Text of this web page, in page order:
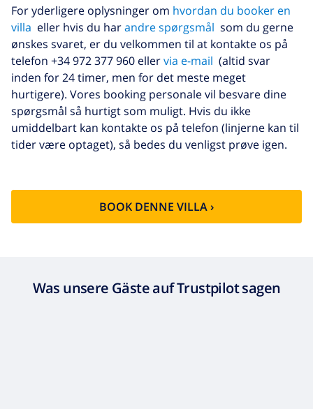
Ekstra
håndklæder
8,80 US$ per person , skal betales
ved ankomsten
Sen checkout
113,75 US$
Ekstra
rengøring
baseret på energiforbruget
(52,77 US$/HOUR)
Afbestillings
fond:
4.80% af det samlede beløb
For yderligere oplysninger om hvordan du booker en
villa eller hvis du harandre spørgsmål som du gerne
ønskes svaret, er du velkommen til at kontakte os på
telefon +34 972 377 960 ellervia e-mail (altid svar
inden for 24 timer, men for det meste meget
hurtigere). Vores booking personale vil besvare dine
spørgsmål så hurtigt som muligt. Hvis du ikke
umiddelbart kan kontakte os på telefon (linjerne kan til
tider være optaget), så bedes du venligst prøve igen.
BOOK DENNE VILLA ›
Was unsere Gäste auf Trustpilot sagen